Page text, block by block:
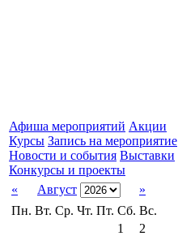
Афиша мероприятий Акции
Курсы Запись на мероприятие
Новости и события Выставки
Конкурсы и проекты
«
Август
»
Пн. Вт. Ср. Чт. Пт. Сб. Вс.
1
2